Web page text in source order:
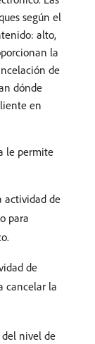
según el
alto,
la
de
dónde
en
le permite
actividad de
para
de
cancelar la
nivel de